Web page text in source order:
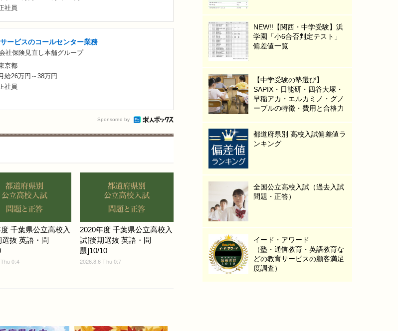
社員
ービスのコールセンター業務
社保険見直し本舗グループ
京都
月給26万円～38万円
社員
Sponsored by
千葉県公立高校入
抜 英語・問
0:4
2020年度 千葉県公立高校入
試[後期選抜 英語・問
題]10/10
2026.8.6 Thu 0:7
NEW!!【関西・中学受験】浜
学園「小6合否判定テスト」
偏差値一覧
【中学受験の塾選び】
SAPIX・日能研・四谷大塚・
早稲アカ・エルカミノ・グノ
ーブルの特徴・費用と合格力
都道府県別 高校入試偏差値ラ
ンキング
全国公立高校入試（過去入試
問題・正答）
イード・アワード
（塾・通信教育・英語教育な
どの教育サービスの顧客満足
度調査）